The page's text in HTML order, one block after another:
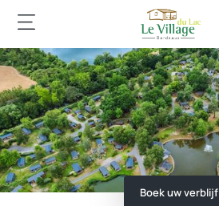
Boek uw verblijf